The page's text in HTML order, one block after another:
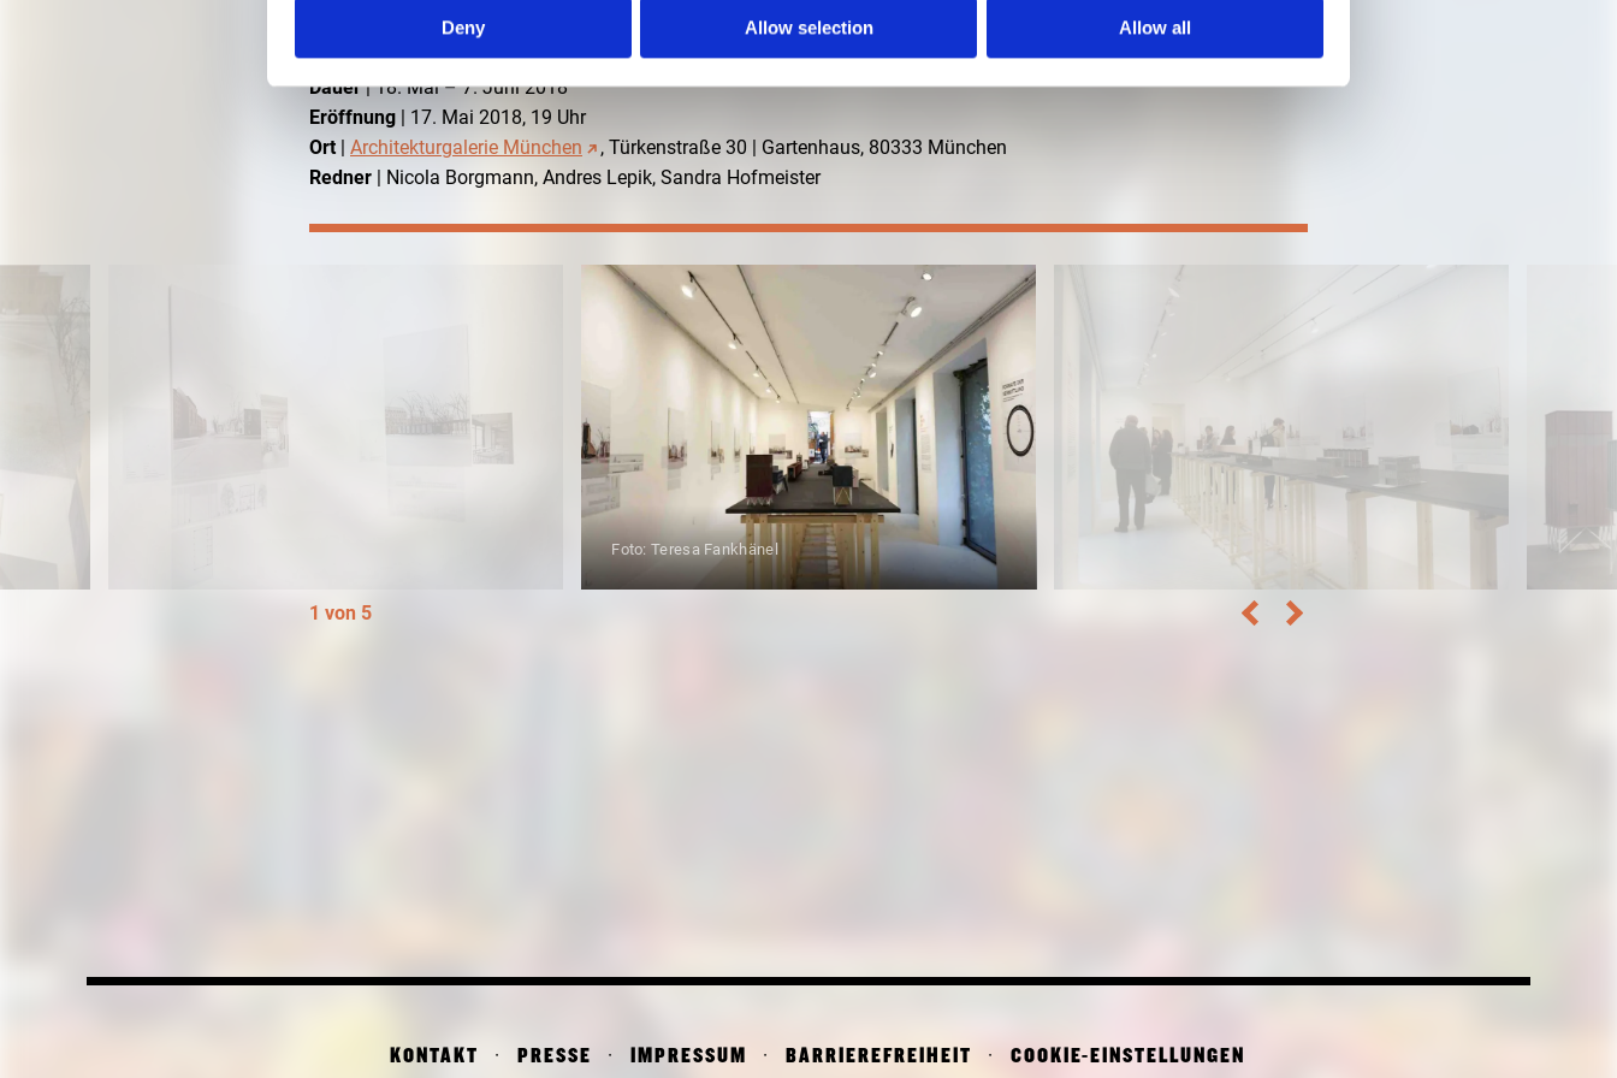
Deny Allow selection Allow all
Dauer| 18. Mai – 7. Juni 2018
Eröffnung | 17. Mai 2018, 19 Uhr
Ort | Architekturgalerie München
, Türkenstraße 30 | Gartenhaus, 80333 München
Redner | Nicola Borgmann, Andres Lepik, Sandra Hofmeister
Foto: Teresa Fankhänel
1 von 5
KONTAKT PRESSE IMPRESSUM BARRIEREFREIHEIT COOKIE-EINSTELLUNGEN